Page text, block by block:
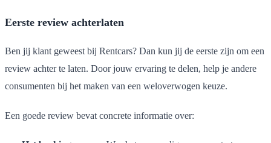
Eerste review achterlaten
Ben jij klant geweest bij Rentcars? Dan kun jij de eerste zijn om een
review achter te laten. Door jouw ervaring te delen, help je andere
consumenten bij het maken van een weloverwogen keuze.
Een goede review bevat concrete informatie over: